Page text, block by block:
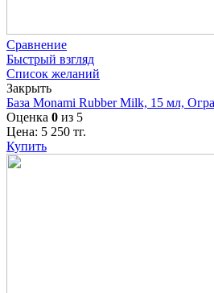
Сравнение
Быстрый взгляд
Список желаний
Закрыть
База Monami Rubber Milk, 15 мл,
Оценка 0 из 5
Цена: 5 250 тг.
Купить